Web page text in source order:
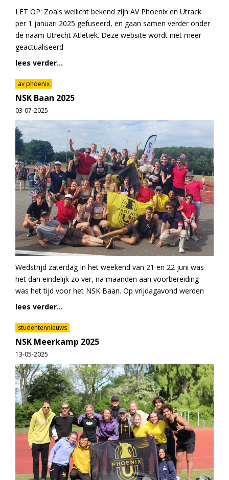
LET OP: Zoals wellicht bekend zijn AV Phoenix en Utrack
per 1 januari 2025 gefuseerd, en gaan samen verder onder
de naam Utrecht Atletiek. Deze website wordt niet meer
geactualiseerd
lees verder...
av phoenix
NSK Baan 2025
03-07-2025
Wedstrijd zaterdag In het weekend van 21 en 22 juni was
het dan eindelijk zo ver, na maanden aan voorbereiding
was het tijd voor het NSK Baan. Op vrijdagavond werden
lees verder...
studentennieuws
NSK Meerkamp 2025
13-05-2025